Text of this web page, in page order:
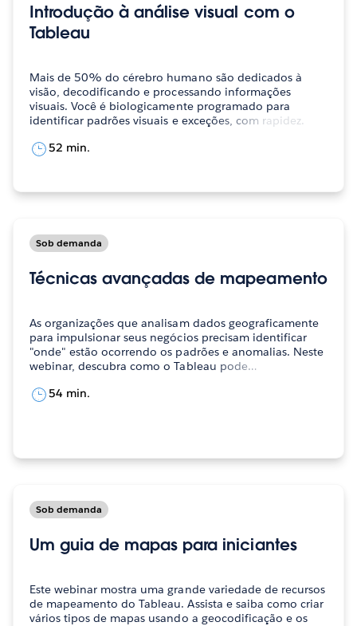
Introdução à análise visual com o
Tableau
Mais de 50% do cérebro humano são dedicados à
visão, decodificando e processando informações
visuais. Você é biologicamente programado para
identificar padrões visuais e exceções, com rapidez.
52 min.
Sob demanda
Técnicas avançadas de mapeamento
As organizações que analisam dados geograficamente
para impulsionar seus negócios precisam identificar
"onde" estão ocorrendo os padrões e anomalias. Neste
webinar, descubra como o Tableau pode…
54 min.
Sob demanda
Um guia de mapas para iniciantes
Este webinar mostra uma grande variedade de recursos
de mapeamento do Tableau. Assista e saiba como criar
vários tipos de mapas usando a geocodificação e os